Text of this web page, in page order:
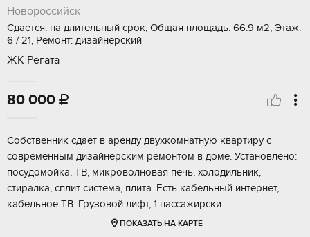
Новороссийск
Сдается: на длительный срок, Общая площадь: 66.9 м2, Этаж:
6 / 21, Ремонт: дизайнерский
ЖК Регата
80 000 
Собственник сдает в аренду двухкомнатную квартиру с
современным дизайнерским ремонтом в доме. Установлено:
посудомойка, ТВ, микроволновая печь, холодильник,
стиралка, сплит система, плита. Есть кабельный интернет,
кабельное ТВ. Грузовой лифт, 1 пассажирски...
ПОКАЗАТЬ НА КАРТЕ